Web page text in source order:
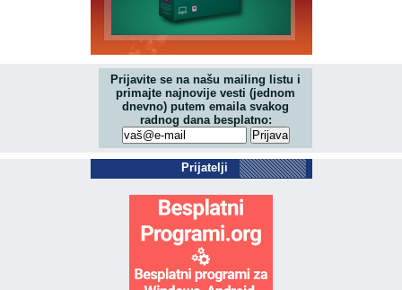
Prijavite se na našu mailing listu i
primajte najnovije vesti (jednom
dnevno) putem emaila svakog
radnog dana besplatno:
Prijatelji